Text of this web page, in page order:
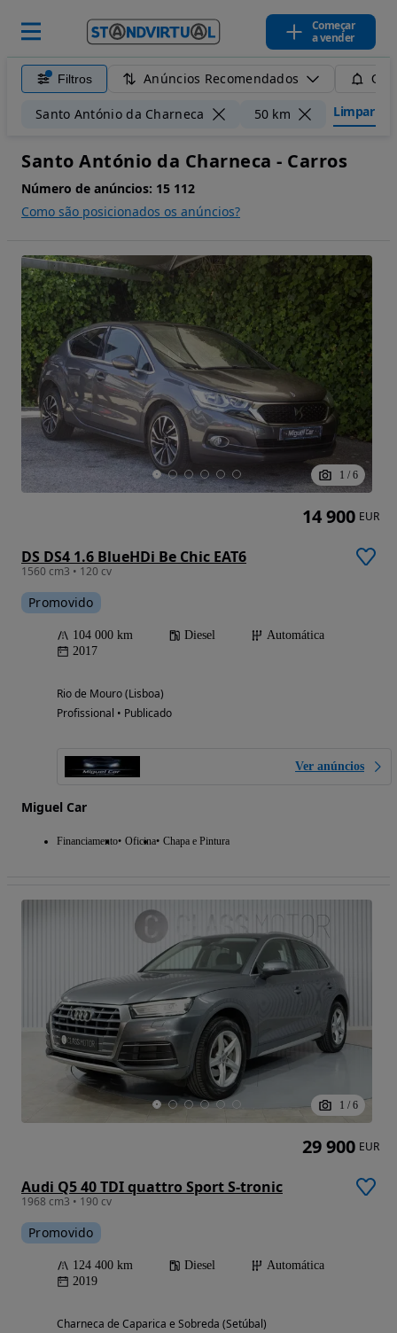
Começar
a vender
Filtros Anúncios Recomendados
Santo António da Charneca 50 km Limpar
Santo António da Charneca - Carros
Número de anúncios: 15 112
Como são posicionados os anúncios?
1 / 6
DS DS4 1.6 BlueHDi Be Chic EAT6
1560 cm3 • 120 cv
Promovido
104 000 km Diesel
Automática
2017
Rio de Mouro (Lisboa)
Profissional • Publicado
Ver anúncios
Miguel Car
Financiamento Oficina Chapa e Pintura
14 900 EUR
1 / 6
Audi Q5 40 TDI quattro Sport S-tronic
1968 cm3 • 190 cv
Promovido
124 400 km Diesel
Automática
2019
Charneca de Caparica e Sobreda (Setúbal)
29 900 EUR